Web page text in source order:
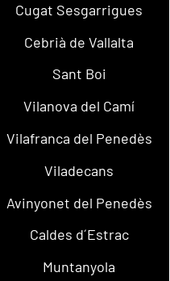
Cugat Sesgarrigues
Cebrià de Vallalta
Sant Boi
Vilanova del Camí
Vilafranca del Penedès
Viladecans
Avinyonet del Penedès
Caldes d´Estrac
Muntanyola